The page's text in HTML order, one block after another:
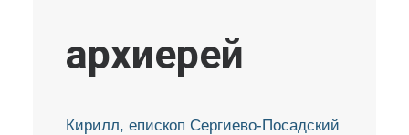
архиерей
Кирилл, епископ Сергиево-Посадский